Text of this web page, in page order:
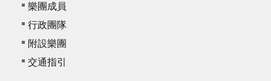
樂團成員
行政團隊
附設樂團
交通指引